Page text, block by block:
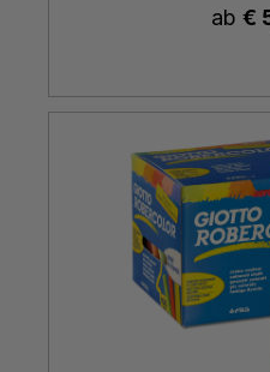
ab €